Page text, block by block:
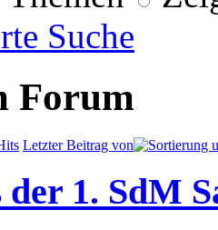
Suche
Forum
Letzter Beitrag von
1. SdM